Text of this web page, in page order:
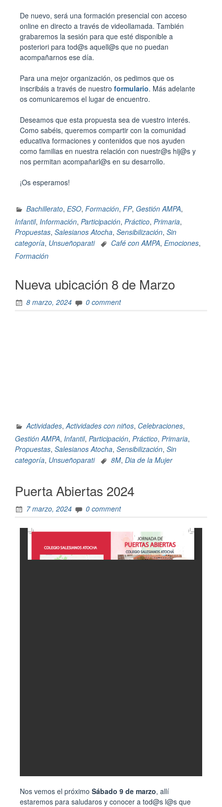
De nuevo, será una formación presencial con acceso
online en directo a través de videollamada. También
grabaremos la sesión para que esté disponible a
posteriori para tod@s aquell@s que no puedan
acompañarnos ese día.
Para una mejor organización, os pedimos que os
inscribáis a través de nuestro formulario. Más adelante
os comunicaremos el lugar de encuentro.
Deseamos que esta propuesta sea de vuestro interés.
Como sabéis, queremos compartir con la comunidad
educativa formaciones y contenidos que nos ayuden
como familias en nuestra relación con nuestr@s hij@s y
nos permitan acompañarl@s en su desarrollo.
¡Os esperamos!
Bachillerato, ESO, Formación, FP, Gestión AMPA,
Infantil, Información, Participación, Práctico, Primaria,
Propuestas, Salesianos Atocha, Sensibilización, Sin
categoría, Unsueñoparati Café con AMPA, Emociones,
Formación
Nueva ubicación 8 de Marzo
8 marzo, 2024 0 comment
Actividades,Actividades con niños, Celebraciones,
Gestión AMPA, Infantil, Participación, Práctico, Primaria,
Propuestas, Salesianos Atocha, Sensibilización, Sin
categoría, Unsueñoparati 8M, Dia de la Mujer
Puerta Abiertas 2024
7 marzo, 2024 0 comment
Nos vemos el próximo Sábado 9 de marzo, allí
estaremos para saludaros y conocer a tod@s l@s que